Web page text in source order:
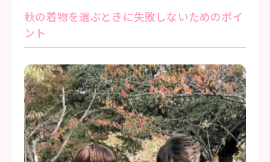
秋の着物を選ぶときに失敗しないためのポイ
ント